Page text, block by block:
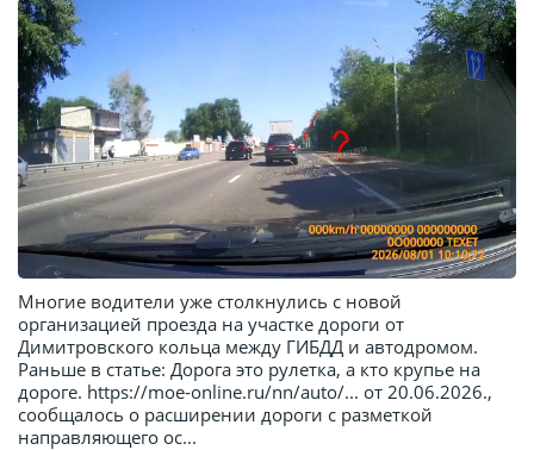
Многие водители уже столкнулись с новой
организацией проезда на участке дороги от
Димитровского кольца между ГИБДД и автодромом.
Раньше в статье: Дорога это рулетка, а кто крупье на
дороге. https://moe-online.ru/nn/auto/... от 20.06.2026.,
сообщалось о расширении дороги с разметкой
направляющего ос...